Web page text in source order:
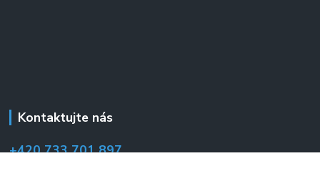
Kontaktujte nás
+420 733 701 897